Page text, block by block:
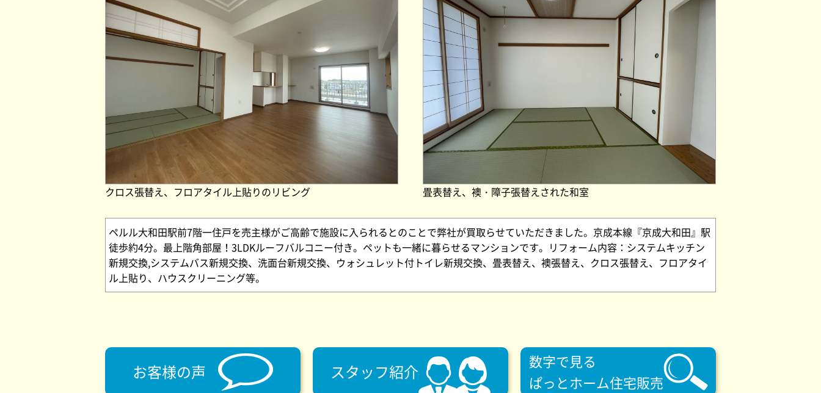
クロス張替え、フロアタイル上貼りのリビング 畳表替え、襖・障子張替えされた和室
ペルル大和田駅前7階一住戸を売主様がご高齢で施設に入られるとのことで弊社が買取らせていただきました。京成本線『京成大和田』駅
徒歩約4分。最上階角部屋！3LDKルーフバルコニー付き。ペットも一緒に暮らせるマンションです。リフォーム内容：システムキッチン
新規交換,システムバス新規交換、洗面台新規交換、ウォシュレット付トイレ新規交換、畳表替え、襖張替え、クロス張替え、フロアタイ
ル上貼り、ハウスクリーニング等。
お客様の声 スタッフ紹介
数字で見る
ぱっとホーム住宅販売